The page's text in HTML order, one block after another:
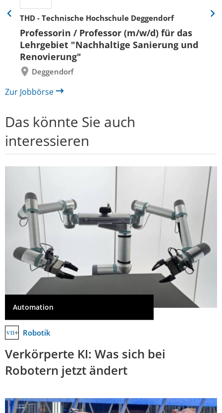
THD - Technische Hochschule Deggendorf
Professorin / Professor (m/w/d) für das
Lehrgebiet "Nachhaltige Sanierung und
Renovierung"
Deggendorf
Eine
zurück
Eine
Zur Jobbörse
Das könnte Sie auch
interessieren
Automation
Robotik
Verkörperte KI: Was sich bei
Robotern jetzt ändert